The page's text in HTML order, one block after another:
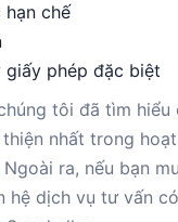
chế
giấy phép đặc biệt
tôi đã tìm
nhất trong
ra, nếu bạn
hệ dịch vụ tư vấn